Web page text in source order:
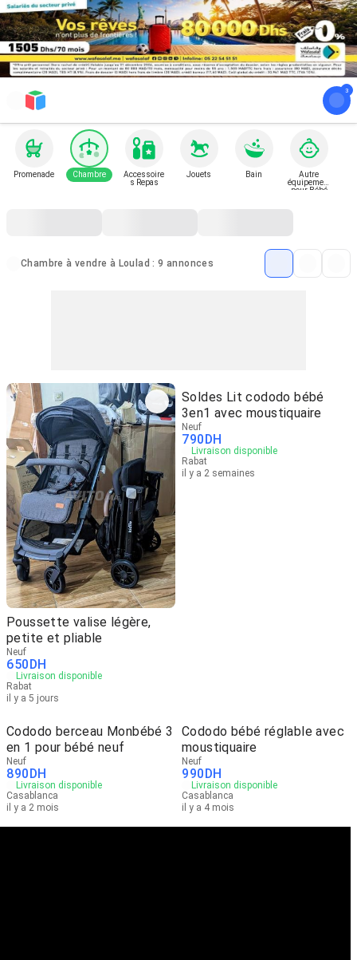
Promenade Chambre
Accessoire
s Repas
Jouets Bain
Autre
équipement
pour Bébé
Chambre à vendre à Loulad : 9 annonces
Poussette valise légère,
petite et pliable
Neuf
650DH
Livraison disponible
Rabat
il y a 5 jours
Soldes Lit cododo bébé
3en1 avec moustiquaire
Neuf
790DH
Livraison disponible
Rabat
il y a 2 semaines
Cododo berceau Monbébé 3
en 1 pour bébé neuf
Neuf
890DH
Livraison disponible
Casablanca
il y a 2 mois
Cododo bébé réglable avec
moustiquaire
Neuf
990DH
Livraison disponible
Casablanca
il y a 4 mois